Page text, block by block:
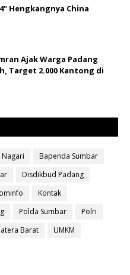
Hengkangnya China
Ajak Warga Padang
Target 2.000 Kantong di
Nagari
Bapenda Sumbar
Disdikbud Padang
Kontak
Polda Sumbar
Polri
Barat
UMKM